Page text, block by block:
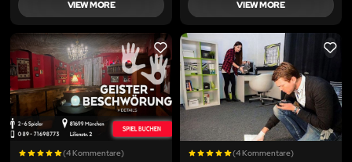
VIEW MORE VIEW MORE
LIKE
(4 Kommentare)
LIKE
(4 Kommentare)